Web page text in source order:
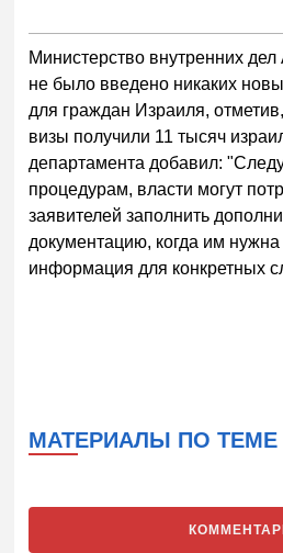
Министерство внутренних
не было введено никаких
для граждан Израиля,
визы получили 11 тысяч
департамента добавил:
процедурам, власти могут
заявителей заполнить
документацию, когда им
информация для конкретных
МАТЕРИАЛЫ ПО ТЕМЕ